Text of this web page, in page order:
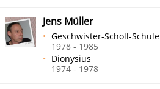
Jens Müller
Geschwister-Scholl-Schule
1978 - 1985
Dionysius
1974 - 1978